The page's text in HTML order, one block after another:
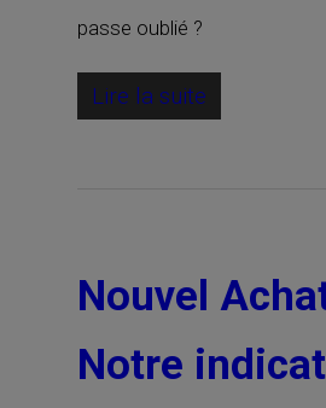
passe oublié ?
Lire la suite
Nouvel
Notre